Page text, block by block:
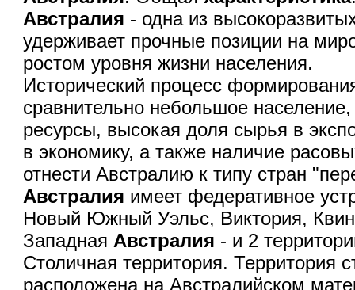
Австралия - одна из
удерживает прочные позиции на
ростом уровня жизни населения.
Исторический процесс
сравнительно небольшое
ресурсы, высокая доля сырья в
в экономику, а также наличие
отнести Австралию к типу стран
Австралия имеет федеративное
Новый Южный Уэльс, Виктория,
Западная Австралия - и 2
Столичная территория. Территория
расположена на Австралийском